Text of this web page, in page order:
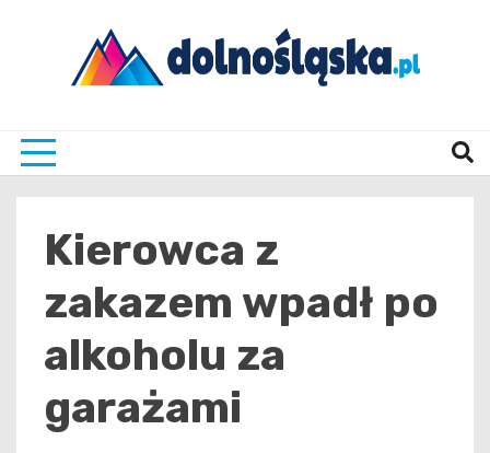
Kierowca z
zakazem wpadł po
alkoholu za
garażami